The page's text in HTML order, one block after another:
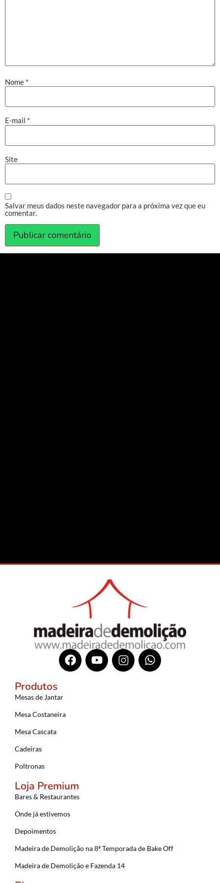
Nome *
E-mail *
Site
Salvar meus dados neste navegador para a próxima vez que eu
comentar.
Produtos
Mesas de Jantar
Mesa Costaneira
Mesa Cascata
Cadeiras
Poltronas
Loja Premium
Bares & Restaurantes
Onde já estivemos
Depoimentos
Madeira de Demolição na 8ª Temporada de Bake Off
Madeira de Demolição e Fazenda 14